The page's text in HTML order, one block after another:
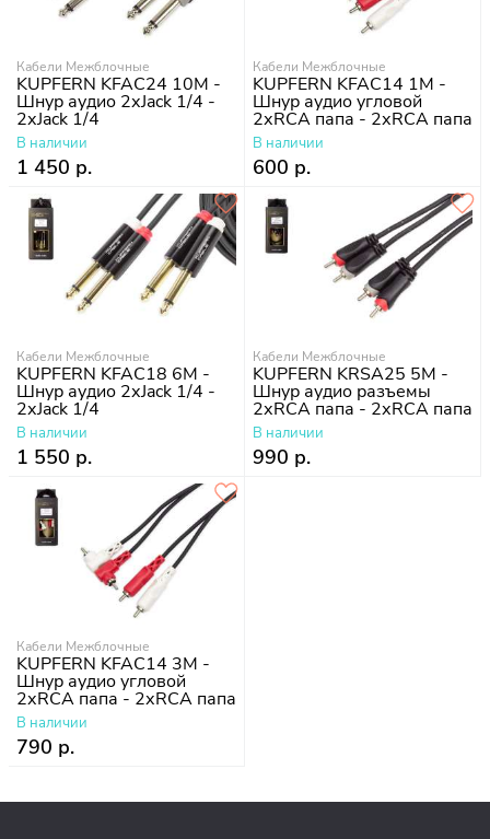
Кабели Межблочные
KUPFERN KFAC24 10M -
Шнур аудио 2хJack 1/4 -
2хJack 1/4
В наличии
1 450 р.
Кабели Межблочные
KUPFERN KFAC14 1M -
Шнур аудио угловой
2хRCA папа - 2хRCA папа
В наличии
600 р.
Кабели Межблочные
KUPFERN KFAC18 6M -
Шнур аудио 2хJack 1/4 -
2хJack 1/4
В наличии
1 550 р.
Кабели Межблочные
KUPFERN KRSA25 5M -
Шнур аудио разъемы
2хRCA папа - 2хRCA папа
В наличии
990 р.
Кабели Межблочные
KUPFERN KFAC14 3M -
Шнур аудио угловой
2хRCA папа - 2хRCA папа
В наличии
790 р.